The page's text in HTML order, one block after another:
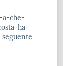
che-
ha-